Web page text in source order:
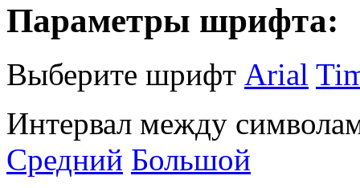
Параметры шрифта:
Выберите шрифт Arial
Интервал между
Средний Большой